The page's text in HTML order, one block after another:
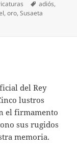
Etiquetas
adiós,
,oro,Susaeta
del Rey
lustros
el firmamento
sus rugidos
memoria.